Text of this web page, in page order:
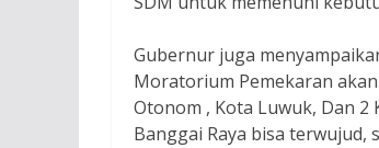
Gubernur juga
Moratorium Pemekaran
Otonom , Kota Luwuk, Dan
Banggai Raya bisa terwujud,